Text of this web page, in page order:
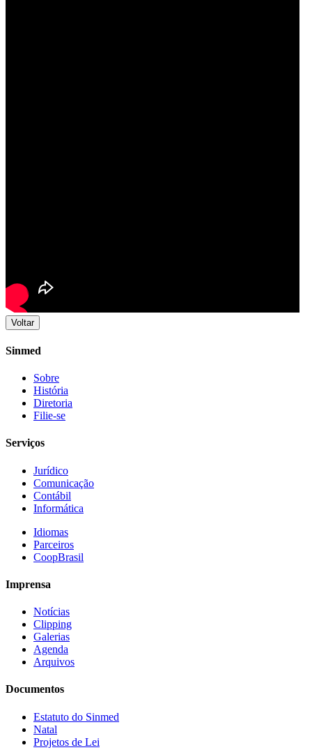
Voltar
Sinmed
Sobre
História
Diretoria
Filie-se
Serviços
Jurídico
Comunicação
Contábil
Informática
Idiomas
Parceiros
CoopBrasil
Imprensa
Notícias
Clipping
Galerias
Agenda
Arquivos
Documentos
Estatuto do Sinmed
Natal
Projetos de Lei